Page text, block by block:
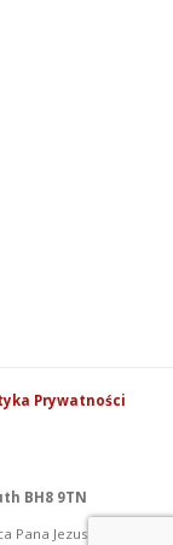
Prywatności
BH8 9TN
Jezusa w